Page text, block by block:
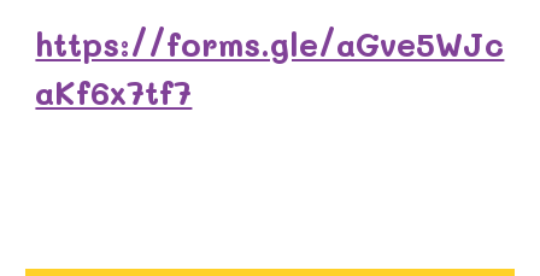
https://forms.gle/aGve5WJc
aKf6x7tf7